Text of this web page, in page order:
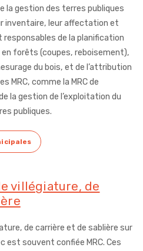
la gestion des terres publiques
inventaire, leur affectation et
responsables de la planification
forêts (coupes, reboisement),
du bois, et de l’attribution
MRC, comme la MRC de
la gestion de l’exploitation du
publiques.
villégiature, de
de carrière et de sablière sur
est souvent confiée MRC. Ces